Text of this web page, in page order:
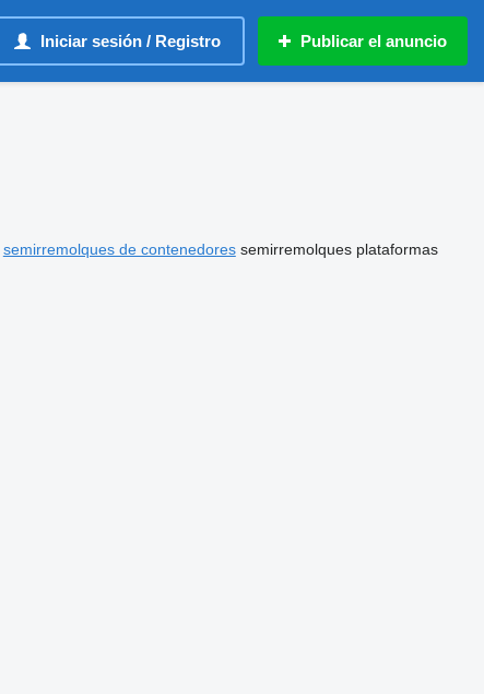
Iniciar sesión / Registro Publicar el anuncio
semirremolques de contenedores semirremolques plataformas